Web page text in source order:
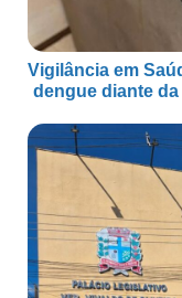
Vigilância em
dengue diante